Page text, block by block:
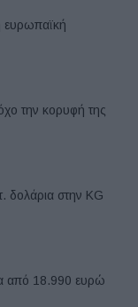
ευρωπαϊκή
την κορυφή της
δολάρια στην KG
από 18.990 ευρώ